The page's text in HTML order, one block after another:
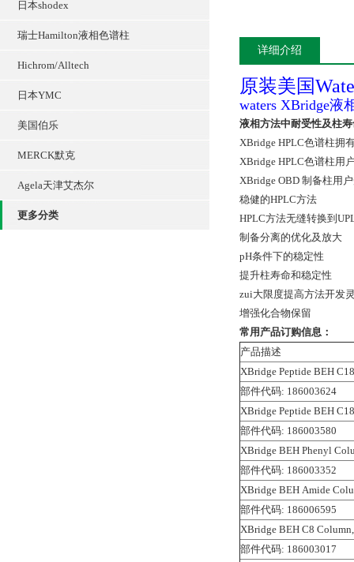
日本shodex
瑞士Hamilton液相色谱柱
Hichrom/Alltech
日本YMC
美国伯乐
MERCK默克
Agela天津艾杰尔
更多分类
详细介绍
原装美国
waters XBridge液
液相方法中耐受性及柱
XBridge HPLC色谱柱拥
XBridge HPLC色谱柱用
XBridge OBD 制备柱用
稳健的HPLC方法
HPLC方法无缝转换到
制备分离的优化及放大
pH条件下的稳定性
提升柱寿命和稳定性
zui大限度提高方法开发
增强化合物保留
常用产品订购信息：
产品描述
XBridge Peptide BEH
部件代码: 186003624
XBridge Peptide BEH
部件代码: 186003580
XBridge BEH Phenyl
部件代码: 186003352
XBridge BEH Amide
部件代码: 186006595
XBridge BEH C8
部件代码: 186003017